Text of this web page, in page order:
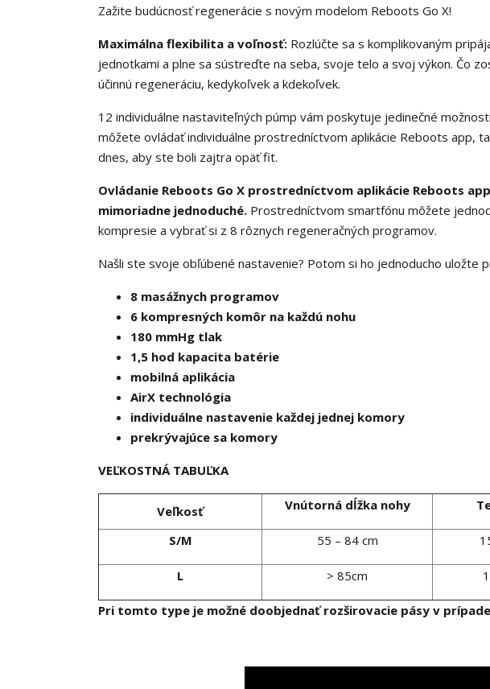
Zažite budúcnosť regenerácie s novým modelom Reboots
Maximálna flexibilita a voľnosť: Rozlúčte sa s komplikovaným
jednotkami a plne sa sústreďte na seba, svoje telo a svoj výkon. Čo
účinnú regeneráciu, kedykoľvek a kdekoľvek.
12 individuálne nastaviteľných púmp vám poskytuje jedinečné
môžete ovládať individuálne prostredníctvom aplikácie Reboots app,
dnes, aby ste boli zajtra opäť fit.
Ovládanie Reboots Go X prostredníctvom aplikácie Reboots
mimoriadne jednoduché. Prostredníctvom smartfónu môžete
kompresie a vybrať si z 8 rôznych regeneračných programov.
Našli ste svoje obľúbené nastavenie? Potom si ho jednoducho uložte
8 masážnych programov
6 kompresných komôr na každú nohu
180 mmHg tlak
1,5 hod kapacita batérie
mobilná aplikácia
AirX technológia
individuálne nastavenie každej jednej komory
prekrývajúce sa komory
VEĽKOSTNÁ TABUĽKA
Veľkosť Vnútorná dĺžka nohy
S/M 55 – 84 cm
L > 85cm
Pri tomto type je možné doobjednať rozširovacie pásy v